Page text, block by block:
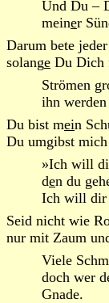
Und Du –
meiner
Darum bete
solange Du Dich
Strömen
ihn werden
Du bist mein
Du umgibst
»Ich will
den du
Ich will dir
Seid nicht wie
nur mit Zaum
Viele
doch wer
Gnade.